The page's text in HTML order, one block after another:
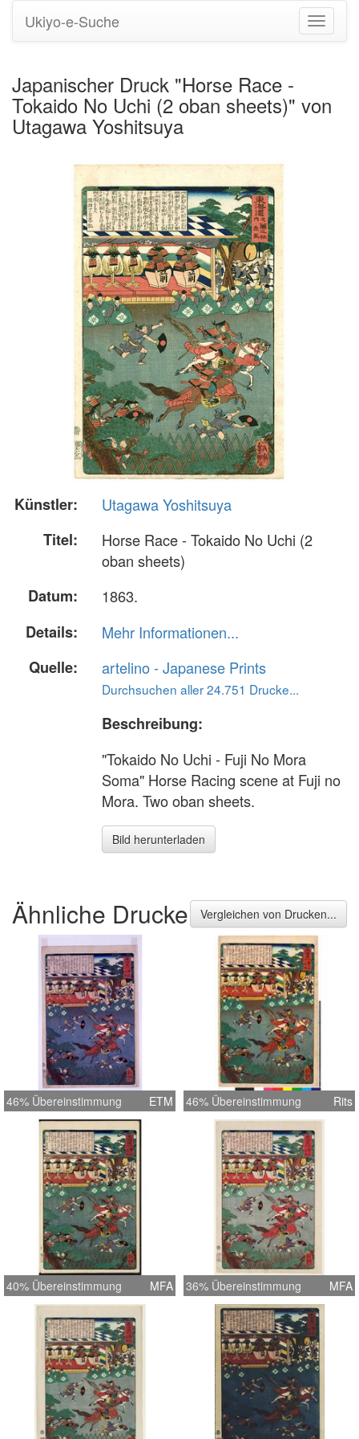
Ukiyo-e-Suche
Japanischer Druck "Horse Race -
Tokaido No Uchi (2 oban sheets)" von
Utagawa Yoshitsuya
Künstler:
Utagawa Yoshitsuya
Titel:
Horse Race - Tokaido No Uchi (2
oban sheets)
Datum:
1863.
Details:
Mehr Informationen...
Quelle:
artelino - Japanese Prints
Durchsuchen aller 24.751 Drucke...
Beschreibung:
"Tokaido No Uchi - Fuji No Mora
Soma" Horse Racing scene at Fuji no
Mora. Two oban sheets.
Bild herunterladen
Ähnliche Drucke Vergleichen von Drucken...
46% Übereinstimmung ETM 46% Übereinstimmung Rits
40% Übereinstimmung MFA 36% Übereinstimmung MFA